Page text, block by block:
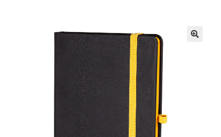
İPTAL VE İADE KOŞULLARI
İptal ve İade Politikası
Mesafeli Satış Sözleşmesi